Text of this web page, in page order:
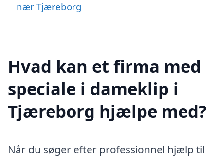
nær Tjæreborg
Hvad kan et firma med
speciale i dameklip i
Tjæreborg hjælpe med?
Når du søger efter professionnel hjælp til